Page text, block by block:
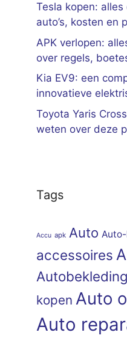
Tesla kopen:
auto’s, kosten en
APK verlopen:
over regels,
Kia EV9: een
innovatieve
Toyota Yaris
weten over deze
Tags
Accu apk Auto
accessoires
Autobekleding
kopen Auto
Auto